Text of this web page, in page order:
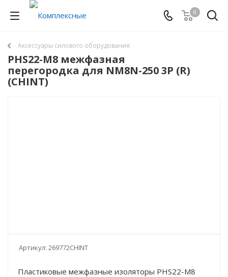
0
Аксессуары силового оборудования
PHS22-M8 межфазная
перегородка для NM8N-250 3P (R)
(CHINT)
Артикул: 269772CHINT
Пластиковые межфазные изоляторы PHS22-M8